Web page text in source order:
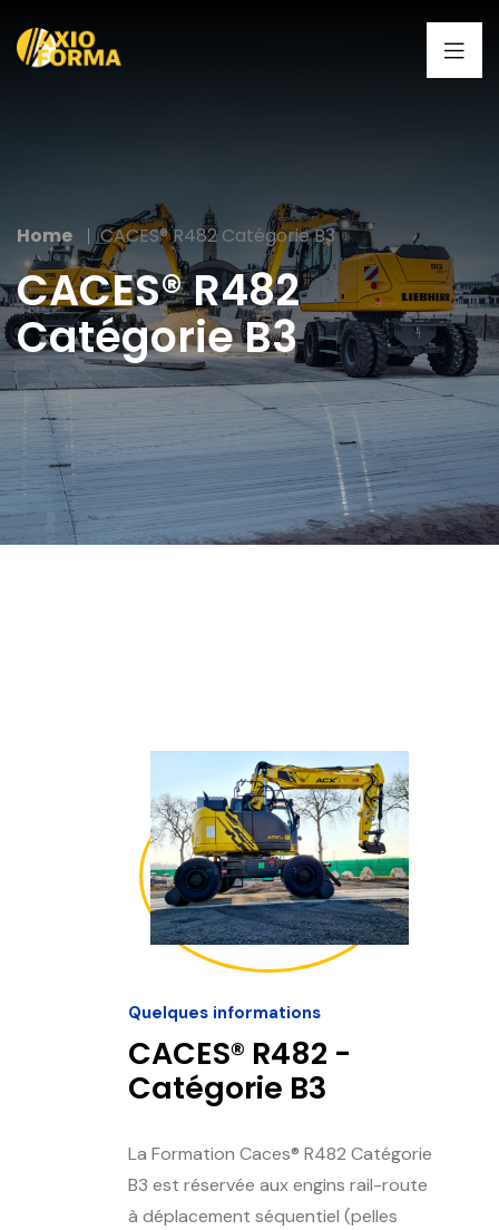
Home CACES® R482 Catégorie B3
CACES® R482
Catégorie B3
Quelques informations
CACES® R482 -
Catégorie B3
La Formation Caces® R482 Catégorie
B3 est réservée aux engins rail-route
à déplacement séquentiel (pelles